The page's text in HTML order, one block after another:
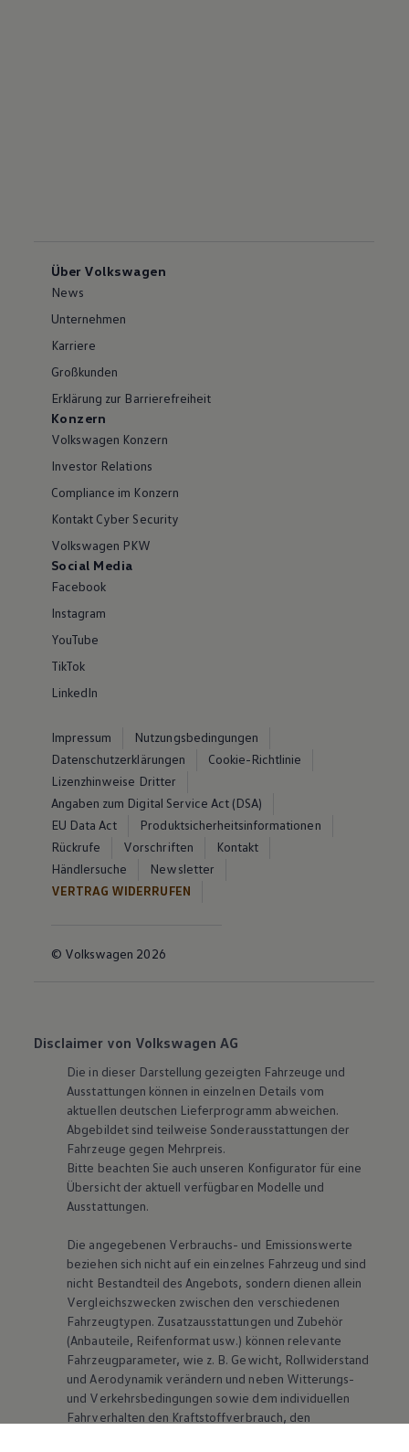
Über Volkswagen
News
Unternehmen
Karriere
Großkunden
Erklärung zur Barrierefreiheit
Konzern
Volkswagen Konzern
Investor Relations
Compliance im Konzern
Kontakt Cyber Security
Volkswagen PKW
Social Media
Facebook
Instagram
YouTube
TikTok
LinkedIn
Impressum
Nutzungsbedingungen
Datenschutzerklärungen
Cookie-Richtlinie
Lizenzhinweise Dritter
Angaben zum Digital Service Act (DSA)
EU Data Act
Produktsicherheitsinformationen
Rückrufe
Vorschriften
Kontakt
Händlersuche
Newsletter
VERTRAG WIDERRUFEN
© Volkswagen 2026
Disclaimer von Volkswagen AG
Die in dieser Darstellung gezeigten Fahrzeuge und
Ausstattungen können in einzelnen Details vom
aktuellen deutschen Lieferprogramm abweichen.
Abgebildet sind teilweise Sonderausstattungen der
Fahrzeuge gegen Mehrpreis.
Bitte beachten Sie auch unseren Konfigurator für eine
Übersicht der aktuell verfügbaren Modelle und
Ausstattungen.
Die angegebenen Verbrauchs- und Emissionswerte
beziehen sich nicht auf ein einzelnes Fahrzeug und sind
nicht Bestandteil des Angebots, sondern dienen allein
Vergleichszwecken zwischen den verschiedenen
Fahrzeugtypen. Zusatzausstattungen und Zubehör
(Anbauteile, Reifenformat usw.) können relevante
Fahrzeugparameter, wie z. B. Gewicht, Rollwiderstand
und Aerodynamik verändern und neben Witterungs-
und Verkehrsbedingungen sowie dem individuellen
Fahrverhalten den Kraftstoffverbrauch, den